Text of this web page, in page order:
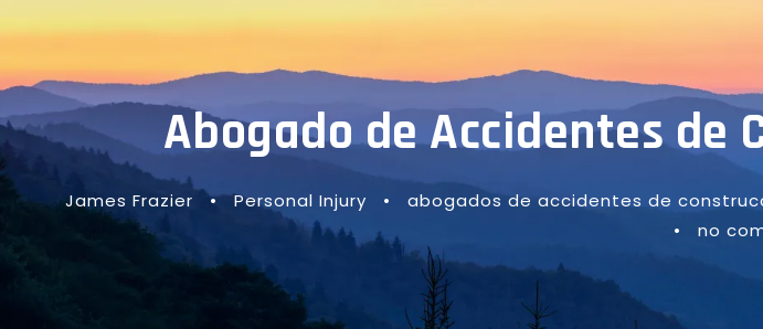
Abogado de Accidentes de
James Frazier • Personal Injury • abogados de accidentes de
•
no